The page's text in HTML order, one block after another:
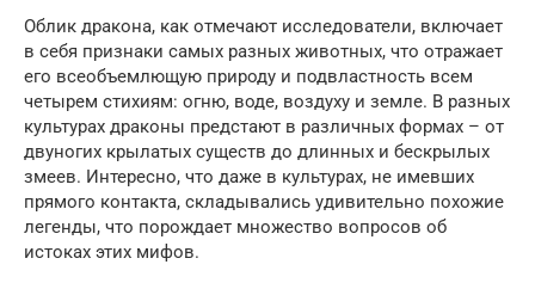
Облик дракона, как отмечают исследователи, включает
в себя признаки самых разных животных, что отражает
его всеобъемлющую природу и подвластность всем
четырем стихиям: огню, воде, воздуху и земле. В разных
культурах драконы предстают в различных формах – от
двуногих крылатых существ до длинных и бескрылых
змеев. Интересно, что даже в культурах, не имевших
прямого контакта, складывались удивительно похожие
легенды, что порождает множество вопросов об
истоках этих мифов.